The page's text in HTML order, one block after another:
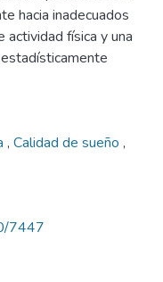
hacia inadecuados
física y una
, Calidad de sueño ,
7447